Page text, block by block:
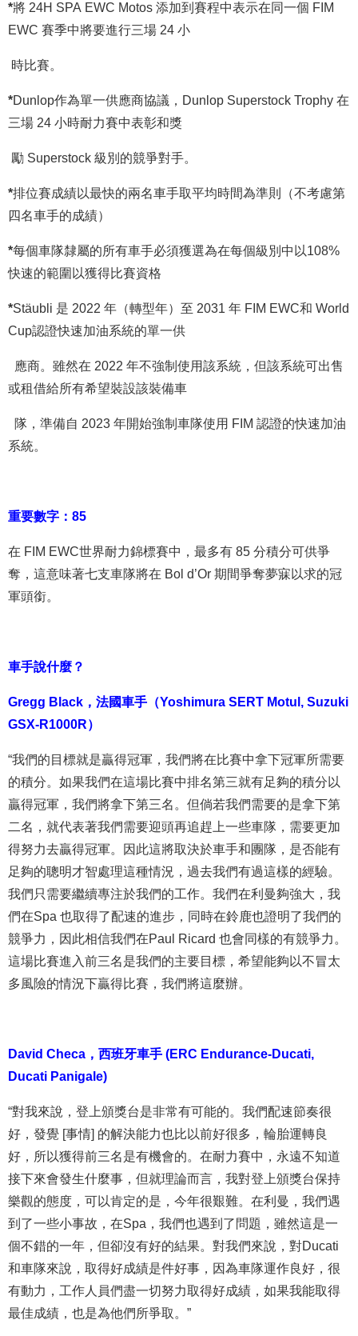
*將 24H SPA EWC Motos 添加到賽程中表示在同一個 FIM
EWC 賽季中將要進行三場 24 小
時比賽。
*Dunlop作為單一供應商協議，Dunlop Superstock Trophy 在
三場 24 小時耐力賽中表彰和獎
勵 Superstock 級別的競爭對手。
*排位賽成績以最快的兩名車手取平均時間為準則（不考慮第
四名車手的成績）
*每個車隊隸屬的所有車手必須獲選為在每個級別中以108%
快速的範圍以獲得比賽資格
*Stäubli 是 2022 年（轉型年）至 2031 年 FIM EWC和 World
Cup認證快速加油系統的單一供
應商。雖然在 2022 年不強制使用該系統，但該系統可出售
或租借給所有希望裝設該裝備車
隊，準備自 2023 年開始強制車隊使用 FIM 認證的快速加油
系統。
重要數字：85
在 FIM EWC世界耐力錦標賽中，最多有 85 分積分可供爭
奪，這意味著七支車隊將在 Bol d’Or 期間爭奪夢寐以求的冠
軍頭銜。
車手說什麼？
Gregg Black ， 法國車手（Yoshimura SERT Motul, Suzuki
GSX-R1000R）
“我們的目標就是贏得冠軍，我們將在比賽中拿下冠軍所需要
的積分。如果我們在這場比賽中排名第三就有足夠的積分以
贏得冠軍，我們將拿下第三名。但倘若我們需要的是拿下第
二名，就代表著我們需要迎頭再追趕上一些車隊，需要更加
得努力去贏得冠軍。因此這將取決於車手和團隊，是否能有
足夠的聰明才智處理這種情況，過去我們有過這樣的經驗。
我們只需要繼續專注於我們的工作。我們在利曼夠強大，我
們在Spa 也取得了配速的進步，同時在鈴鹿也證明了我們的
競爭力，因此相信我們在Paul Ricard 也會同樣的有競爭力。
這場比賽進入前三名是我們的主要目標，希望能夠以不冒太
多風險的情況下贏得比賽，我們將這麼辦。
David Checa ， 西班牙車手 (ERC Endurance-Ducati,
Ducati Panigale)
“對我來說，登上頒獎台是非常有可能的。我們配速節奏很
好，發覺 [事情] 的解決能力也比以前好很多，輪胎運轉良
好，所以獲得前三名是有機會的。在耐力賽中，永遠不知道
接下來會發生什麼事，但就理論而言，我對登上頒獎台保持
樂觀的態度，可以肯定的是，今年很艱難。在利曼，我們遇
到了一些小事故，在Spa，我們也遇到了問題，雖然這是一
個不錯的一年，但卻沒有好的結果。對我們來說，對Ducati
和車隊來說，取得好成績是件好事，因為車隊運作良好，很
有動力，工作人員們盡一切努力取得好成績，如果我能取得
最佳成績，也是為他們所爭取。”